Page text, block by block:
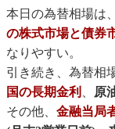
本日の為替相場は、
の株式市場と債券
なりやすい。
引き続き、為替相
国の長期金利 、 原
その他、 金融当局